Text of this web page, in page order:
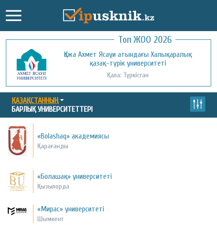
Топ ЖОО 2026
Қожа Ахмет Ясауи атындағы Халықаралық
қазақ-түрік университеті
Қала: Түркістан
Қызылорда ашық университеті
Қала: Қызылорда
ҚАЗАҚСТАННЫҢ
БАРЛЫҚ УНИВЕРСИТЕТТЕРІ
«Bolashaq» академиясы
Қарағанды
«Болашақ» университеті
Қызылорда
«Мирас» университеті
Шымкент